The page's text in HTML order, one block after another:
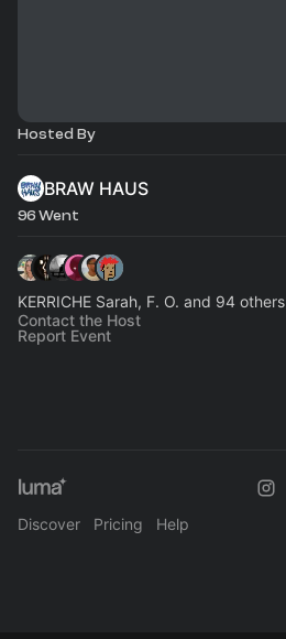
Hosted By
BRAW HAUS
96 Went
KERRICHE Sarah, F. O. and 94 others
Contact the Host
Report Event
Discover Pricing Help